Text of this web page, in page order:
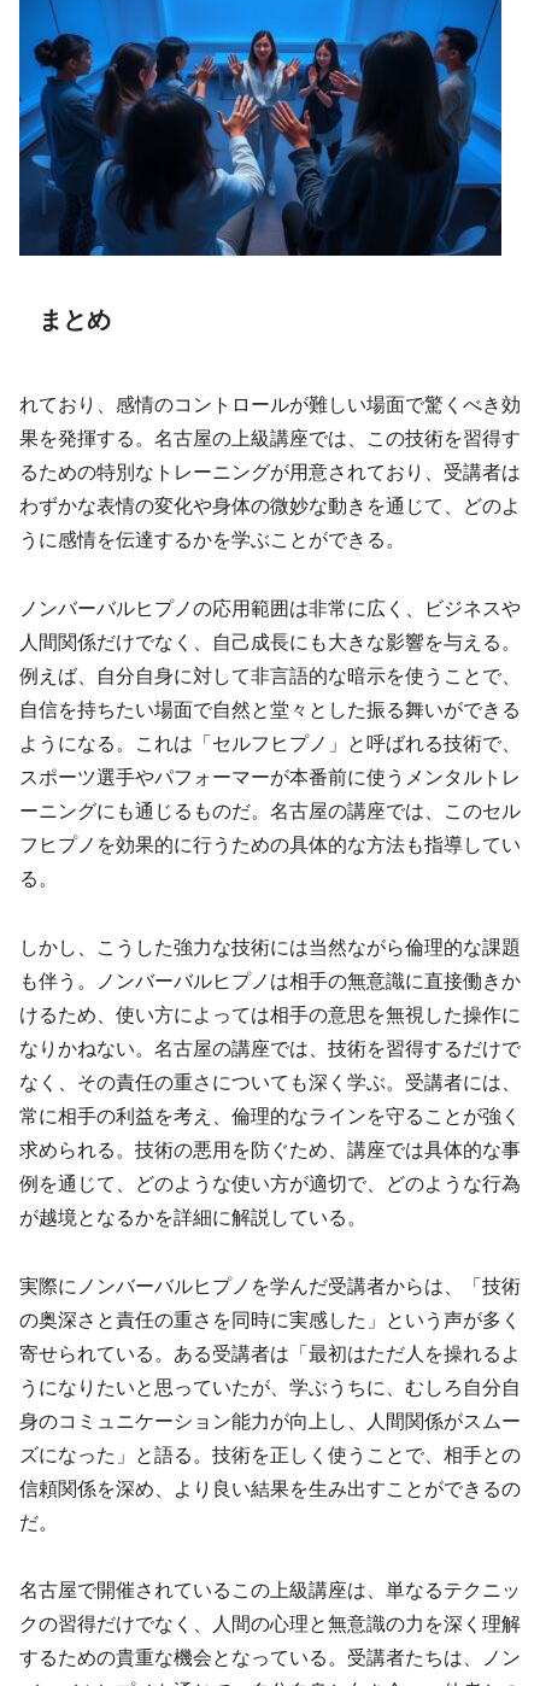
まとめ
れており、感情のコントロールが難しい場面で驚くべき効
果を発揮する。名古屋の上級講座では、この技術を習得す
るための特別なトレーニングが用意されており、受講者は
わずかな表情の変化や身体の微妙な動きを通じて、どのよ
うに感情を伝達するかを学ぶことができる。
ノンバーバルヒプノの応用範囲は非常に広く、ビジネスや
人間関係だけでなく、自己成長にも大きな影響を与える。
例えば、自分自身に対して非言語的な暗示を使うことで、
自信を持ちたい場面で自然と堂々とした振る舞いができる
ようになる。これは「セルフヒプノ」と呼ばれる技術で、
スポーツ選手やパフォーマーが本番前に使うメンタルトレ
ーニングにも通じるものだ。名古屋の講座では、このセル
フヒプノを効果的に行うための具体的な方法も指導してい
る。
しかし、こうした強力な技術には当然ながら倫理的な課題
も伴う。ノンバーバルヒプノは相手の無意識に直接働きか
けるため、使い方によっては相手の意思を無視した操作に
なりかねない。名古屋の講座では、技術を習得するだけで
なく、その責任の重さについても深く学ぶ。受講者には、
常に相手の利益を考え、倫理的なラインを守ることが強く
求められる。技術の悪用を防ぐため、講座では具体的な事
例を通じて、どのような使い方が適切で、どのような行為
が越境となるかを詳細に解説している。
実際にノンバーバルヒプノを学んだ受講者からは、「技術
の奥深さと責任の重さを同時に実感した」という声が多く
寄せられている。ある受講者は「最初はただ人を操れるよ
うになりたいと思っていたが、学ぶうちに、むしろ自分自
身のコミュニケーション能力が向上し、人間関係がスムー
ズになった」と語る。技術を正しく使うことで、相手との
信頼関係を深め、より良い結果を生み出すことができるの
だ。
名古屋で開催されているこの上級講座は、単なるテクニッ
クの習得だけでなく、人間の心理と無意識の力を深く理解
するための貴重な機会となっている。受講者たちは、ノン